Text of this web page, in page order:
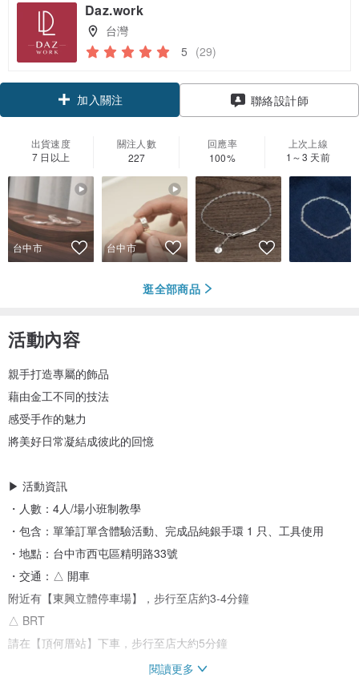
Daz.work
台灣
5 (29)
加入關注 聯絡設計師
出貨速度
7 日以上
關注人數
227
回應率
100%
上次上線
1～3 天前
台中市 台中市
逛全部商品
活動內容
親手打造專屬的飾品
藉由金工不同的技法
感受手作的魅力
將美好日常凝結成彼此的回憶
▶ 活動資訊
・人數：4人/場小班制教學
・包含：單筆訂單含體驗活動、完成品純銀手環 1 只、工具使用
・地點：台中市西屯區精明路33號
・交通：△ 開車
附近有【東興立體停車場】，步行至店約3-4分鐘
△ BRT
請在【頂何厝站】下車，步行至店大約5分鐘
閱讀更多